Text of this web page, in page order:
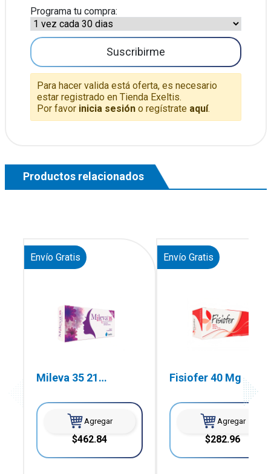
Programa tu compra:
Suscribirme
Para hacer valida está oferta, es necesario
estar registrado en Tienda Exeltis.
Por favor inicia sesióno regístrate aquí.
Productos relacionados
Envío Gratis
Mileva 35 21
Agregar
$462.84
Envío Gratis
Fisiofer 40 Mg
Agregar
$282.96